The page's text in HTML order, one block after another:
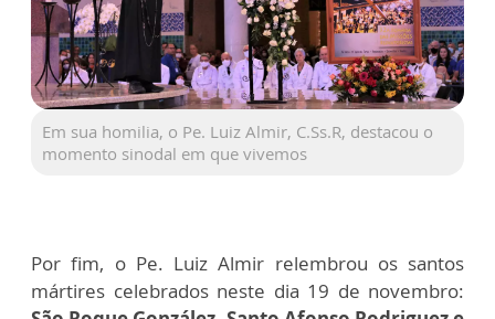
Em sua homilia, o Pe. Luiz Almir, C.Ss.R, destacou o
momento sinodal em que vivemos
Por fim, o Pe. Luiz Almir relembrou os santos
mártires celebrados neste dia 19 de novembro: